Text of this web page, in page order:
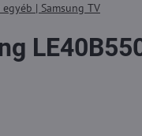
egyéb | Samsung TV